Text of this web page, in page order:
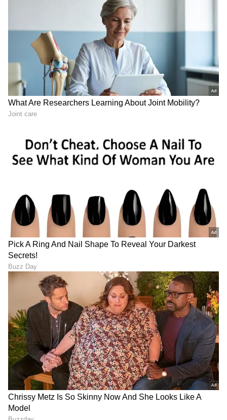
ABOUT THE AUTHOR
SN Suvarna News
DOWNLOAD APP
RECOMMENDED STORIES